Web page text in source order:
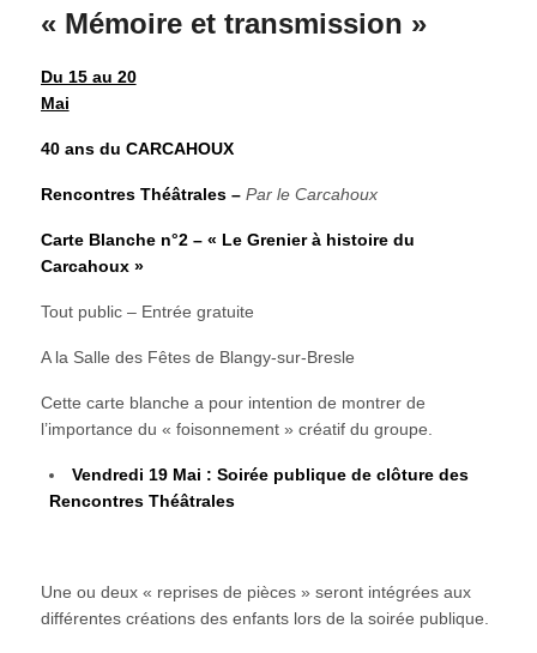
« Mémoire et transmission »
Du 15 au 20
Mai
40 ans du CARCAHOUX
Rencontres Théâtrales – Par le Carcahoux
Carte Blanche n°2 – « Le Grenier à histoire du
Carcahoux »
Tout public – Entrée gratuite
A la Salle des Fêtes de Blangy-sur-Bresle
Cette carte blanche a pour intention de montrer de
l’importance du « foisonnement » créatif du groupe.
Vendredi 19 Mai : Soirée publique de clôture des
Rencontres Théâtrales
Une ou deux « reprises de pièces » seront intégrées aux
différentes créations des enfants lors de la soirée publique.